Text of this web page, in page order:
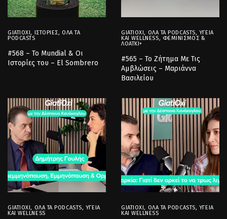
GIATIOXI, ΙΣΤΟΡΊΕΣ,ΌΛΑ ΤΑ
PODCASTS
#568 – Το Mundial & Οι
Ιστορίες του – El Sombrero
GIATIOXI, ΌΛΑ ΤΑ PODCASTS, ΥΓΕΊΑ
ΚΑΙ WELLNESS, ΦΕΜΙΝΙΣΜΌΣ &
ΛΟΑΤΚΙ+
#565 – Το Ζήτημα Με Τις
Αμβλώσεις – Μαριάννα
Βασιλείου
GIATIOXI, ΌΛΑ ΤΑ PODCASTS, ΥΓΕΊΑ
ΚΑΙ WELLNESS
GIATIOXI, ΌΛΑ ΤΑ PODCASTS, ΥΓΕΊΑ
ΚΑΙ WELLNESS